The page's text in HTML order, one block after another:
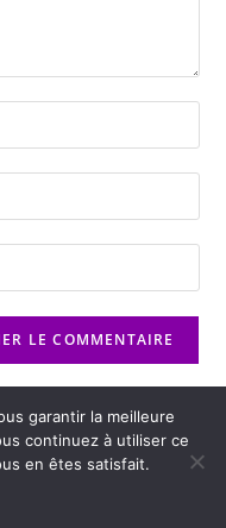
de confidentialité -
garantir la meilleure
continuez à utiliser ce
en êtes satisfait.